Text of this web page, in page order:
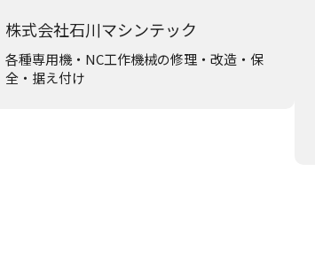
株式会社石川マシンテック
各種専用機・NC工作機械の修理・改造・保
全・据え付け